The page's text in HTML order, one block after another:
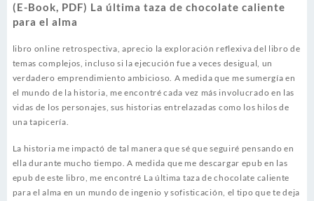
(E-Book, PDF) La última taza de chocolate caliente
para el alma
libro online​ retrospectiva, aprecio la exploración reflexiva del libro de
temas complejos, incluso si la ejecución fue a veces desigual, un
verdadero emprendimiento ambicioso. A medida que me sumergía en
el mundo de la historia, me encontré cada vez más involucrado en las
vidas de los personajes, sus historias entrelazadas como los hilos de
una tapicería.
La historia me impactó de tal manera que sé que seguiré pensando en
ella durante mucho tiempo. A medida que me descargar epub en las
epub de este libro, me encontré La última taza de chocolate caliente
para el alma en un mundo de ingenio y sofisticación, el tipo que te deja